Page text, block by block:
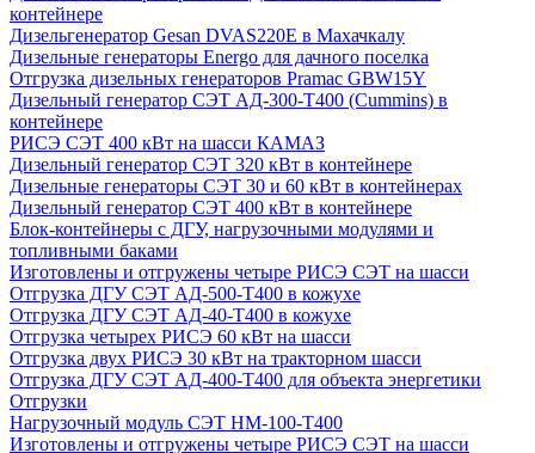
контейнере
Дизельгенератор Gesan DVAS220E в Махачкалу
Дизельные генераторы Energo для дачного поселка
Отгрузка дизельных генераторов Pramac GВW15Y
Дизельный генератор СЭТ АД-300-Т400 (Cummins) в
контейнере
РИСЭ СЭТ 400 кВт на шасси КАМАЗ
Дизельный генератор СЭТ 320 кВт в контейнере
Дизельные генераторы СЭТ 30 и 60 кВт в контейнерах
Дизельный генератор СЭТ 400 кВт в контейнере
Блок-контейнеры с ДГУ, нагрузочными модулями и
топливными баками
Изготовлены и отгружены четыре РИСЭ СЭТ на шасси
Отгрузка ДГУ СЭТ АД-500-Т400 в кожухе
Отгрузка ДГУ СЭТ АД-40-Т400 в кожухе
Отгрузка четырех РИСЭ 60 кВт на шасси
Отгрузка двух РИСЭ 30 кВт на тракторном шасси
Отгрузка ДГУ СЭТ АД-400-Т400 для объекта энергетики
Отгрузки
Нагрузочный модуль СЭТ НМ-100-Т400
Изготовлены и отгружены четыре РИСЭ СЭТ на шасси